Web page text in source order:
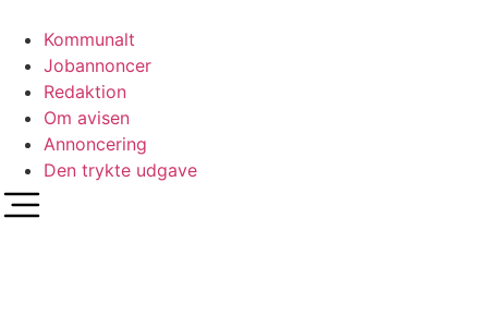
indhold
Kommunalt
Jobannoncer
Redaktion
Om avisen
Annoncering
Den trykte udgave